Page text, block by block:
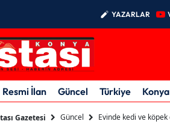
YAZARLAR
Resmi İlan Güncel Türkiye Konya
Gazetesi Güncel Evinde kedi ve